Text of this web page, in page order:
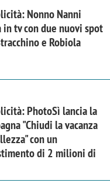
Nonno Nanni
in tv con due nuovi spot
e Robiola
PhotoSì lancia la
"Chiudi la vacanza
con un
di 2 milioni di